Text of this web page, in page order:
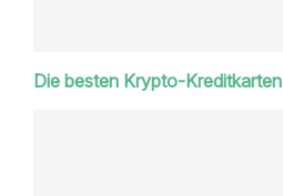
Die besten Krypto-